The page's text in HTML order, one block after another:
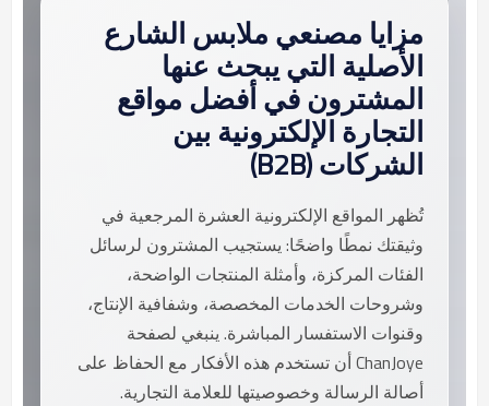
مزايا مصنعي ملابس الشارع
الأصلية التي يبحث عنها
المشترون في أفضل مواقع
التجارة الإلكترونية بين
الشركات (B2B)
تُظهر المواقع الإلكترونية العشرة المرجعية في
وثيقتك نمطًا واضحًا: يستجيب المشترون لرسائل
الفئات المركزة، وأمثلة المنتجات الواضحة،
وشروحات الخدمات المخصصة، وشفافية الإنتاج،
وقنوات الاستفسار المباشرة. ينبغي لصفحة
ChanJoye أن تستخدم هذه الأفكار مع الحفاظ على
أصالة الرسالة وخصوصيتها للعلامة التجارية.